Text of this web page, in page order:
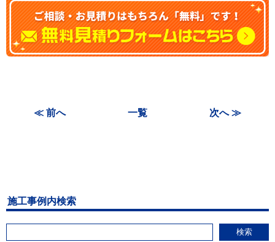
≪ 前へ 一覧 次へ ≫
施工事例内検索
検索